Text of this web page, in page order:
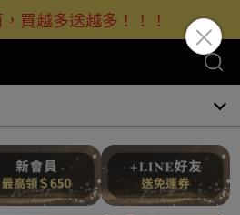
買越多送越多！！！